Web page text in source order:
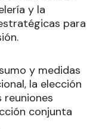
y la
para
y medidas
la elección
reuniones
conjunta